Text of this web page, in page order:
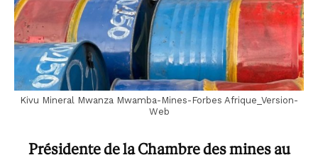
Kivu Mineral Mwanza Mwamba-Mines-Forbes Afrique_Version-
Web
Présidente de la Chambre des mines au